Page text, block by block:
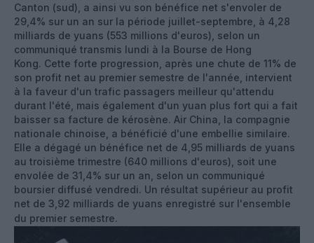
Canton (sud), a ainsi vu son bénéfice net s'envoler de
29,4% sur un an sur la période juillet-septembre, à 4,28
milliards de yuans (553 millions d'euros), selon un
communiqué transmis lundi à la Bourse de Hong
Kong. Cette forte progression, après une chute de 11% de
son profit net au premier semestre de l'année, intervient
à la faveur d'un trafic passagers meilleur qu'attendu
durant l'été, mais également d'un yuan plus fort qui a fait
baisser sa facture de kérosène. Air China, la compagnie
nationale chinoise, a bénéficié d'une embellie similaire.
Elle a dégagé un bénéfice net de 4,95 milliards de yuans
au troisième trimestre (640 millions d'euros), soit une
envolée de 31,4% sur un an, selon un communiqué
boursier diffusé vendredi. Un résultat supérieur au profit
net de 3,92 milliards de yuans enregistré sur l'ensemble
du premier semestre.